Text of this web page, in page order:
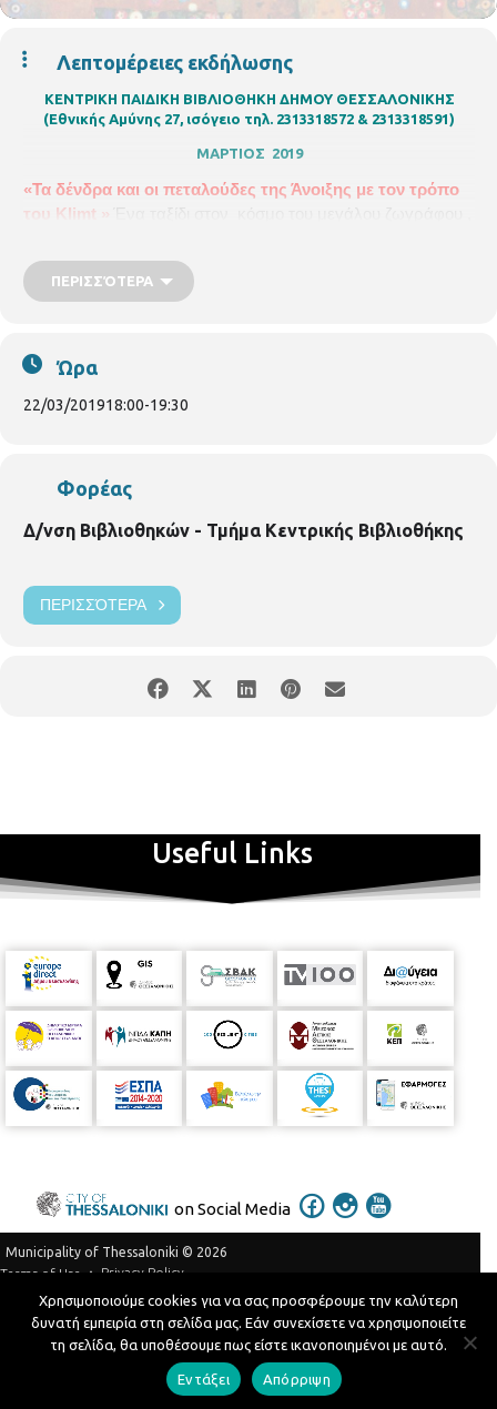
Λεπτομέρειες εκδήλωσης
ΚΕΝΤΡΙΚΗ ΠΑΙΔΙΚΗ ΒΙΒΛΙΟΘΗΚΗ ΔΗΜΟΥ ΘΕΣΣΑΛΟΝΙΚΗΣ
(Εθνικής Αμύνης 27, ισόγειο τηλ. 2313318572 & 2313318591)
ΜΑΡΤΙΟΣ 2019
«Τα δένδρα και οι πεταλούδες της Άνοιξης με τον τρόπο
του Klimt
»
ζωγραφίζουμε, κατασκευάζουμε τα δένδρα και τις
πεταλούδες της Άνοιξης εμπνεόμενοι από το έργο του
Α4 , 2 κόλλες Α4, μαρκαδόροι, κόλλα ρευστή ή στικ και
χρονών και άνω. Με τηλεφωνική προεγγραφή
ΠΕΡΙΣΣΌΤΕΡΑ
Ώρα
22/03/201918:00-19:30
Φορέας
Δ/νση Βιβλιοθηκών - Τμήμα Κεντρικής Βιβλιοθήκης
ΠΕΡΙΣΣΌΤΕΡΑ
Useful Links
on Social Media
Municipality of Thessaloniki © 2026
Terms of Use
Privacy Policy
Telephone Catalog
Developed byMyCompany Projects
Χρησιμοποιούμε cookies για να σας προσφέρουμε την καλύτερη
δυνατή εμπειρία στη σελίδα μας. Εάν συνεχίσετε να χρησιμοποιείτε
τη σελίδα, θα υποθέσουμε πως είστε ικανοποιημένοι με αυτό.
Εντάξει Απόρριψη